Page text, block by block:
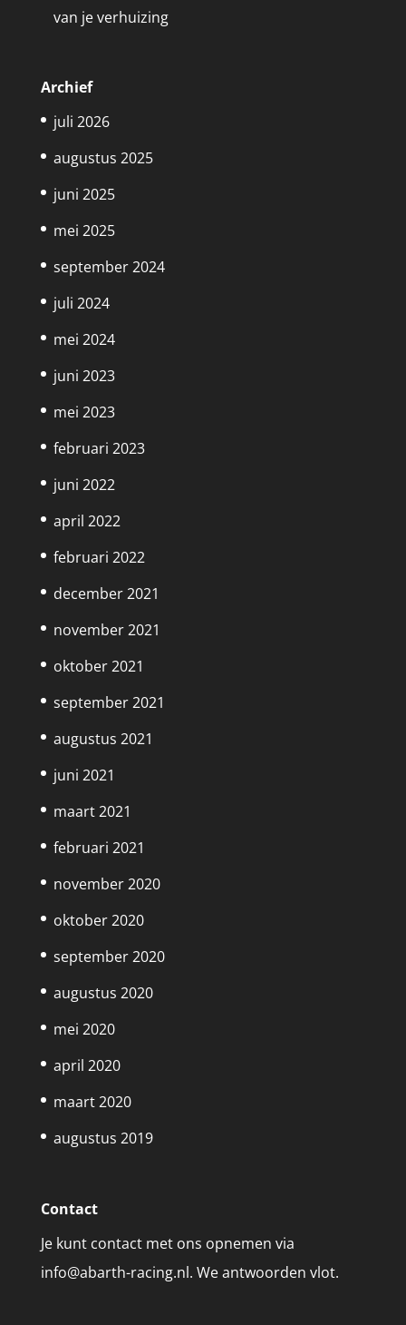
van je verhuizing
Archief
juli 2026
augustus 2025
juni 2025
mei 2025
september 2024
juli 2024
mei 2024
juni 2023
mei 2023
februari 2023
juni 2022
april 2022
februari 2022
december 2021
november 2021
oktober 2021
september 2021
augustus 2021
juni 2021
maart 2021
februari 2021
november 2020
oktober 2020
september 2020
augustus 2020
mei 2020
april 2020
maart 2020
augustus 2019
Contact
Je kunt contact met ons opnemen via
info@abarth-racing.nl. We antwoorden vlot.